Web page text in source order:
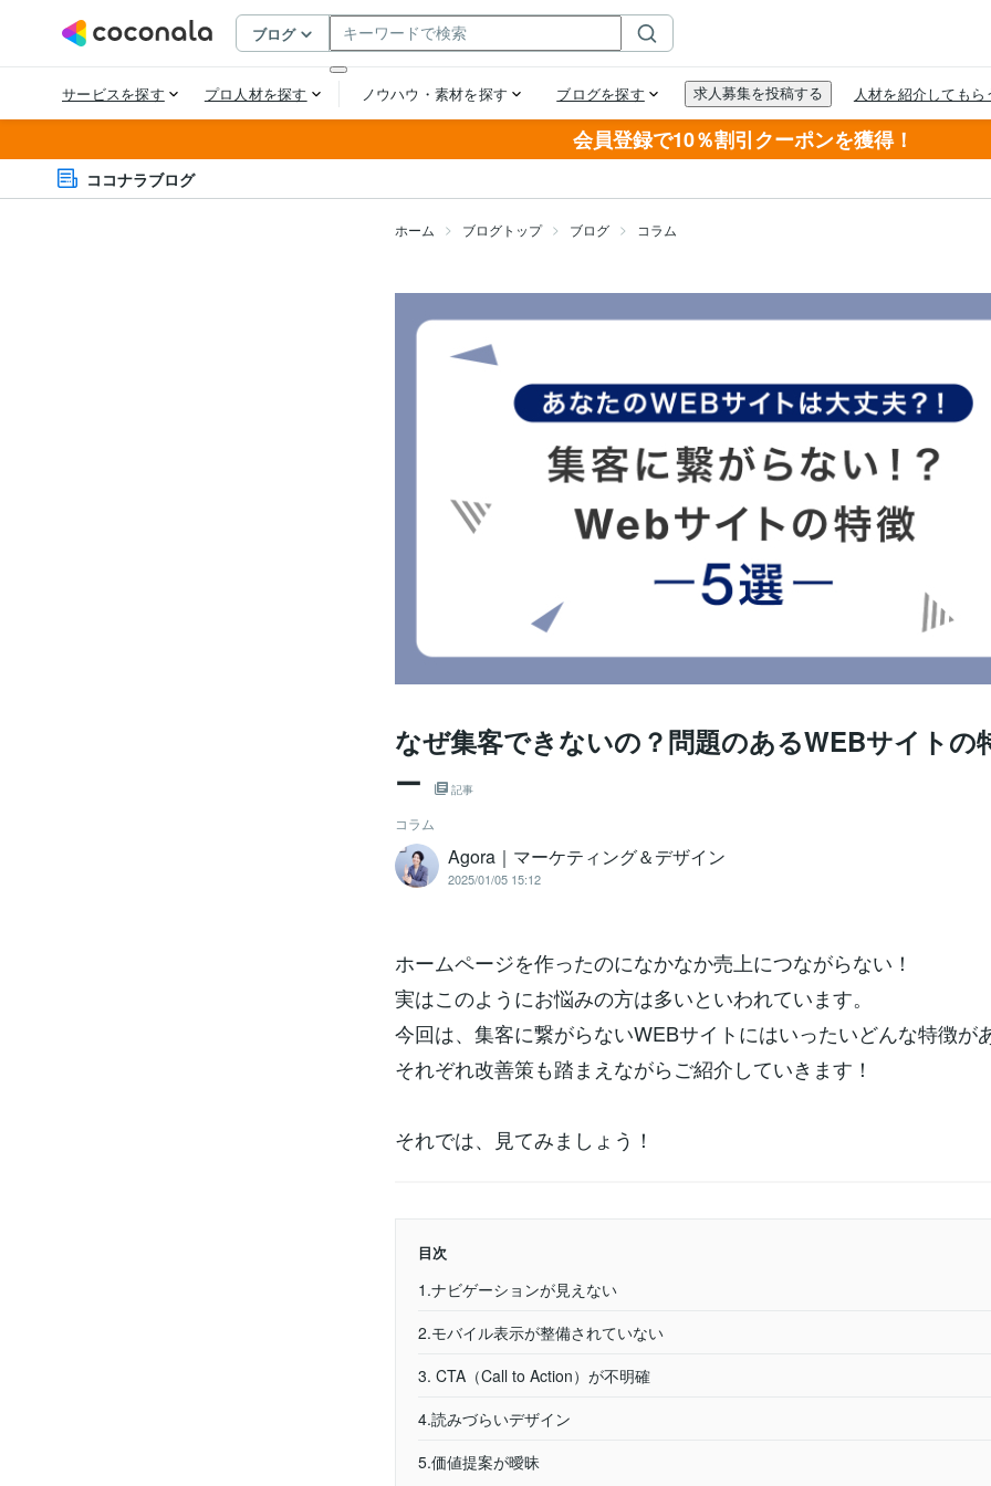
会員登録で10％割引クーポンを獲得！
ココナラブログ
ホーム ブログトップ ブログ コラム
なぜ集客できないの？問題のあるWEBサイトの
ー
記事
コラム
Agora｜マーケティング＆デザイン
2025/01/05 15:12
ホームページを作ったのになかなか売上につながらない！
実はこのようにお悩みの方は多いといわれています。
今回は、集客に繋がらないWEBサイトにはいったいどんな特徴が
それぞれ改善策も踏まえながらご紹介していきます！
それでは、見てみましょう！
目次
1.ナビゲーションが見えない
2.モバイル表示が整備されていない
3. CTA（Call to Action）が不明確
4.読みづらいデザイン
5.価値提案が曖昧